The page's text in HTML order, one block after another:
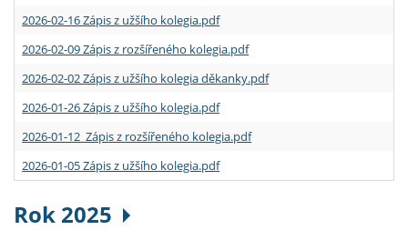
2026-02-16 Zápis z užšího kolegia.pdf
2026-02-09 Zápis z rozšířeného kolegia.pdf
2026-02-02 Zápis z užšího kolegia děkanky.pdf
2026-01-26 Zápis z užšího kolegia.pdf
2026-01-12 Zápis z rozšířeného kolegia.pdf
2026-01-05 Zápis z užšího kolegia.pdf
Rok 2025